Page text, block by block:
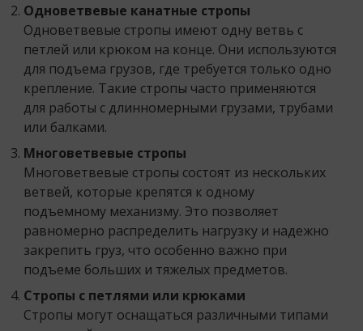
Одноветвевые канатные стропы
Одноветвевые стропы имеют одну ветвь с
петлей или крюком на конце. Они используются
для подъема грузов, где требуется только одно
крепление. Такие стропы часто применяются
для работы с длинномерными грузами, трубами
или балками.
Многоветвевые стропы
Многоветвевые стропы состоят из нескольких
ветвей, которые крепятся к одному
подъемному механизму. Это позволяет
равномерно распределить нагрузку и надежно
закрепить груз, что особенно важно при
подъеме больших и тяжелых предметов.
Стропы с петлями или крюками
Стропы могут оснащаться различными типами